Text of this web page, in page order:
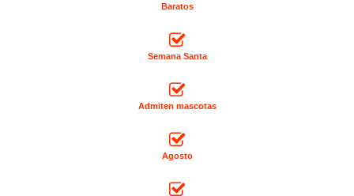
Baratos
Semana Santa
Admiten mascotas
Agosto